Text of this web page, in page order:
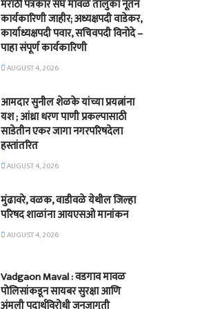
मराठी पत्रकार संघ मावळ तालुका नूतन
कार्यकारिणी जाहीर; अध्यक्षपदी वाडेकर,
कार्याध्यक्षपदी पवार, सचिवपदी विनोदे –
पाहा संपूर्ण कार्यकारिणी
AUGUST 4, 2026
आमदार सुनील शेळके यांच्या प्रयत्नांना
यश ; आंध्रा धरण पाणी प्रकल्पासाठी
साडेतीन एकर जागा नगरपरिषदेला
हस्तांतरित
AUGUST 4, 2026
मुंढावरे, वळक, वाडीवळे येथील जिल्हा
परिषद शाळांना आयएसओ मानांकन
AUGUST 4, 2026
Vadgaon Maval : वडगाव मावळ
पोलिसांकडून सायबर सुरक्षा आणि